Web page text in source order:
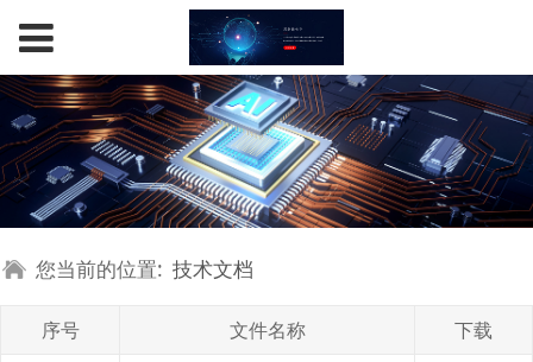
您当前的位置: 技术文档
序号 文件名称 下载